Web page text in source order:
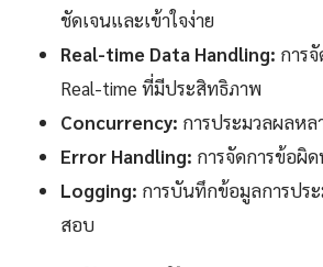
ชัดเจนและเข้าใจง่าย
Real-time Data Handling: การ
Real-time ที่มีประสิทธิภาพ
Concurrency: การประมวลผลห
Error Handling: การจัดการข้อผิ
Logging: การบันทึกข้อมูลการปร
สอบ